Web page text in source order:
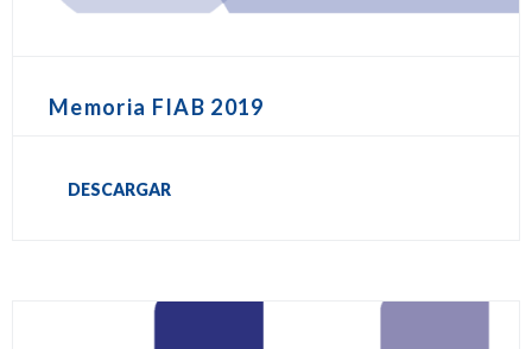
Memoria FIAB 2019
DESCARGAR